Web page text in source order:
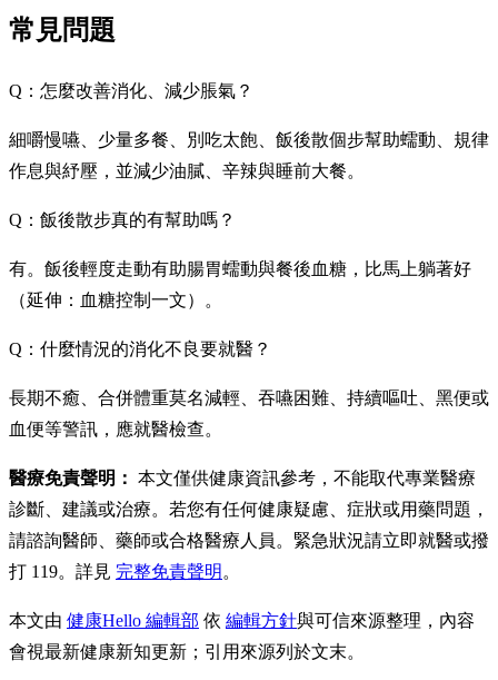
常見問題
Q：怎麼改善消化、減少脹氣？
細嚼慢嚥、少量多餐、別吃太飽、飯後散個步幫助蠕動、規律
作息與紓壓，並減少油膩、辛辣與睡前大餐。
Q：飯後散步真的有幫助嗎？
有。飯後輕度走動有助腸胃蠕動與餐後血糖，比馬上躺著好
（延伸：血糖控制一文）。
Q：什麼情況的消化不良要就醫？
長期不癒、合併體重莫名減輕、吞嚥困難、持續嘔吐、黑便或
血便等警訊，應就醫檢查。
醫療免責聲明： 本文僅供健康資訊參考，不能取代專業醫療
診斷、建議或治療。若您有任何健康疑慮、症狀或用藥問題，
請諮詢醫師、藥師或合格醫療人員。緊急狀況請立即就醫或撥
打 119。詳見 完整免責聲明 。
本文由 健康Hello 編輯部 依 編輯方針與可信來源整理，內容
會視最新健康新知更新；引用來源列於文末。